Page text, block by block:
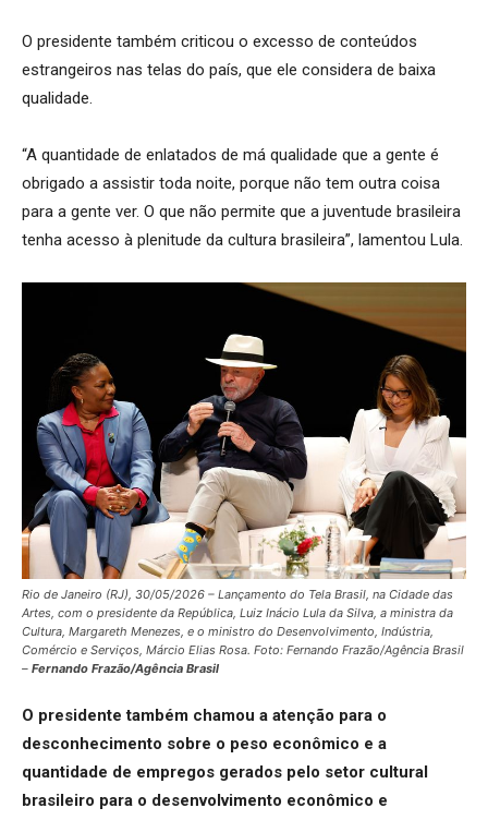
O presidente também criticou o excesso de conteúdos
estrangeiros nas telas do país, que ele considera de baixa
qualidade.
“A quantidade de enlatados de má qualidade que a gente é
obrigado a assistir toda noite, porque não tem outra coisa
para a gente ver. O que não permite que a juventude brasileira
tenha acesso à plenitude da cultura brasileira”, lamentou Lula.
Rio de Janeiro (RJ), 30/05/2026 – Lançamento do Tela Brasil, na Cidade das
Artes, com o presidente da República, Luiz Inácio Lula da Silva, a ministra da
Cultura, Margareth Menezes, e o ministro do Desenvolvimento, Indústria,
Comércio e Serviços, Márcio Elias Rosa. Foto: Fernando Frazão/Agência Brasil
– Fernando Frazão/Agência Brasil
O presidente também chamou a atenção para o
desconhecimento sobre o peso econômico e a
quantidade de empregos gerados pelo setor cultural
brasileiro para o desenvolvimento econômico e